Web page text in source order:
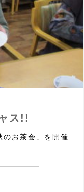
ス!!
お茶会」を開催